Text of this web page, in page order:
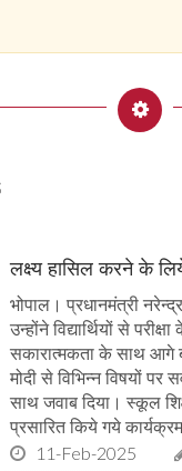
लक्ष्य हासिल करने के
भोपाल। प्रधानमंत्री नरेन्द्र
उन्होंने विद्यार्थियों से
सकारात्मकता के साथ आगे
मोदी से विभिन्न विषयों
साथ जवाब दिया। स्कूल
प्रसारित किये गये
11-Feb-2025